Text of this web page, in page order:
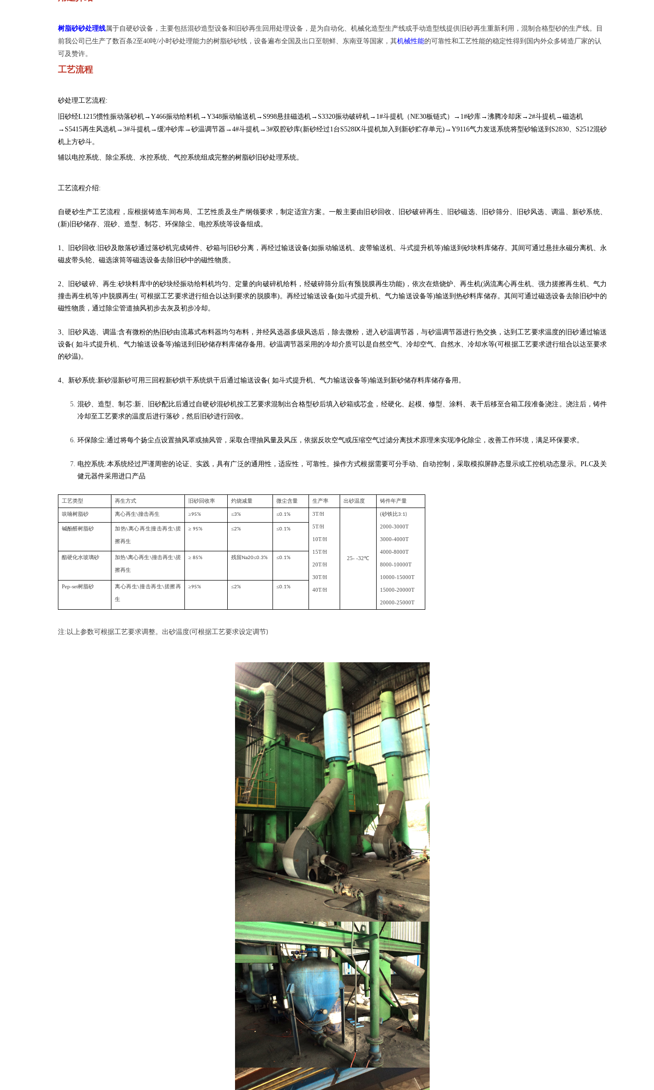
树脂砂砂处理线属于自硬砂设备，主要包括混砂造型设备和旧砂再生回用处理设备，是为自动化、机械化造型生产线或手动造型线提供旧砂再生重新利用，混制合格型砂的生产线。目
前我公司已生产了数百条2至40吨/小时砂处理能力的树脂砂砂线，设备遍布全国及出口至朝鲜、东南亚等国家，其机械性能的可靠性和工艺性能的稳定性得到国内外众多铸造厂家的认
可及赞许。
工艺流程
砂处理工艺流程:
旧砂经L1215惯性振动落砂机→Y466振动给料机→Y348振动输送机→S998悬挂磁选机→S3320振动破碎机→1#斗提机（NE30板链式）→1#砂库→沸腾冷却床→2#斗提机→磁选机
→S5415再生风选机→3#斗提机→缓冲砂库→砂温调节器→4#斗提机→3#双腔砂库(新砂经过1台S528Ⅸ斗提机加入到新砂贮存单元)→Y9116气力发送系统将型砂输送到S2830、S2512混砂
机上方砂斗。
辅以电控系统、除尘系统、水控系统、气控系统组成完整的树脂砂旧砂处理系统。
工艺流程介绍:
自硬砂生产工艺流程，应根据铸造车间布局、工艺性质及生产纲领要求，制定适宜方案。一般主要由旧砂回收、旧砂破碎再生、旧砂磁选、旧砂筛分、旧砂风选、调温、新砂系统、
(新)旧砂储存、混砂、造型、制芯、环保除尘、电控系统等设备组成。
1、旧砂回收:旧砂及散落砂通过落砂机完成铸件、砂箱与旧砂分离，再经过输送设备(如振动输送机、皮带输送机、斗式提升机等)输送到砂块料库储存。其间可通过悬挂永磁分离机、永
磁皮带头轮、磁选滚筒等磁选设备去除旧砂中的磁性物质。
2、旧砂破碎、再生:砂块料库中的砂块经振动给料机均匀、定量的向破碎机给料，经破碎筛分后(有预脱膜再生功能)，依次在焙烧炉、再生机(涡流离心再生机、强力搓擦再生机、气力
撞击再生机等)中脱膜再生( 可根据工艺要求进行组合以达到要求的脱膜率)。再经过输送设备(如斗式提升机、气力输送设备等)输送到热砂料库储存。其间可通过磁选设备去除旧砂中的
磁性物质，通过除尘管道抽风初步去灰及初步冷却。
3、旧砂风选、调温:含有微粉的热旧砂由流幕式布料器均匀布料，并经风选器多级风选后，除去微粉，进入砂温调节器，与砂温调节器进行热交换，达到工艺要求温度的旧砂通过输送
设备( 如斗式提升机、气力输送设备等)输送到旧砂储存料库储存备用。砂温调节器采用的冷却介质可以是自然空气、冷却空气、自然水、冷却水等(可根据工艺要求进行组合以达至要求
的砂温)。
4、新砂系统:新砂湿新砂可用三回程新砂烘干系统烘干后通过输送设备( 如斗式提升机、气力输送设备等)输送到新砂储存料库储存备用。
混砂、造型、制芯:新、旧砂配比后通过自硬砂混砂机按工艺要求混制出合格型砂后填入砂箱或芯盒，经硬化、起模、修型、涂料、表干后移至合箱工段准备浇注。浇注后，铸件
冷却至工艺要求的温度后进行落砂，然后旧砂进行回收。
环保除尘:通过将每个扬尘点设置抽风罩或抽风管，采取合理抽风量及风压，依据反吹空气或压缩空气过滤分离技术原理来实现净化除尘，改善工作环境，满足环保要求。
电控系统:本系统经过严谨周密的论证、实践，具有广泛的通用性，适应性，可靠性。操作方式根据需要可分手动、自动控制，采取模拟屏静态显示或工控机动态显示。PLC及关
健元器件采用进口产品
工艺类型 再生方式 旧砂回收率 灼烧减量 微尘含量 生产率 出砂温度 铸件年产量
呋喃树脂砂 离心再生\撞击再生 ≥95% ≤3% ≤0.1% 3T/H
5T/H
10T/H
15T/H
20T/H
30T/H
40T/H
25- -32℃
(砂铁比3:1)
2000-3000T
3000-4000T
4000-8000T
8000-10000T
10000-15000T
15000-20000T
20000-25000T
碱酚醛树脂砂 加热\离心再生撞击再生\搓
擦再生
≥95% ≤2% ≤0.1%
酯硬化水玻璃砂 加热\离心再生\撞击再生\搓
擦再生
≥85% 残留Na20≤0.3% ≤0.1%
Pep-set树脂砂 离心再生\撞击再生\搓擦再
生
≥95% ≤2% ≤0.1%
注: 以上参数可根据工艺要求调整。出砂温度(可根据工艺要求设定调节)